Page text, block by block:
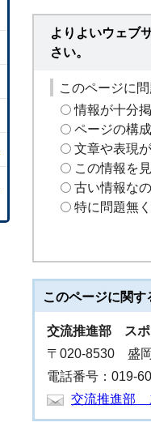
よりよいウェブ
さい。
このページに
情報が十分
ページの構
文章や表現
この情報を
古い情報な
特に問題無
このページに関す
交流推進部
ス
〒020-8530 盛
電話番号：019-
交流推進部